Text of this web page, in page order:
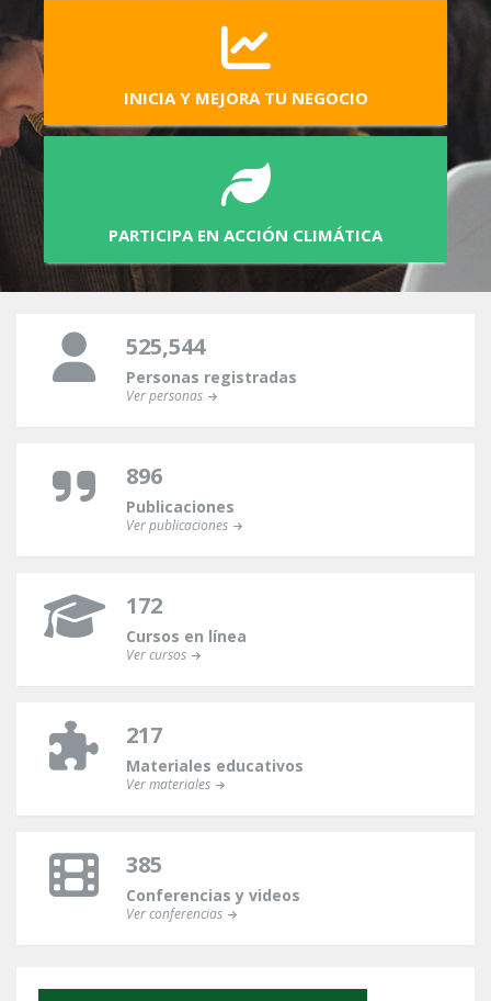
INICIA Y MEJORA TU NEGOCIO
PARTICIPA EN ACCIÓN CLIMÁTICA
525,544
Personas registradas
Ver personas
896
Publicaciones
Ver publicaciones
172
Cursos en línea
Ver cursos
217
Materiales educativos
Ver materiales
385
Conferencias y videos
Ver conferencias